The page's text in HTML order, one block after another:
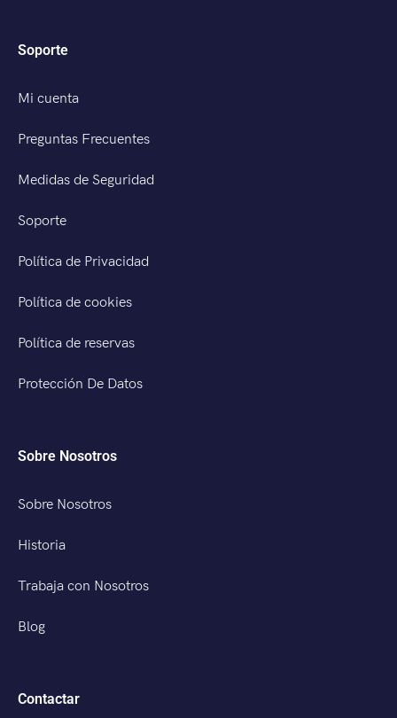
Soporte
Mi cuenta
Preguntas Frecuentes
Medidas de Seguridad
Soporte
Política de Privacidad
Política de cookies
Política de reservas
Protección De Datos
Sobre Nosotros
Sobre Nosotros
Historia
Trabaja con Nosotros
Blog
Contactar